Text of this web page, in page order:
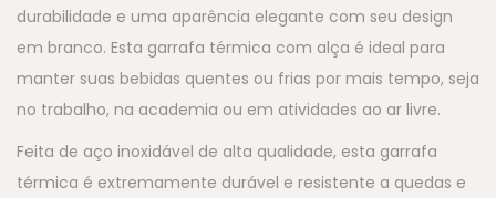
durabilidade e uma aparência elegante com seu design
em branco. Esta garrafa térmica com alça é ideal para
manter suas bebidas quentes ou frias por mais tempo, seja
no trabalho, na academia ou em atividades ao ar livre.
Feita de aço inoxidável de alta qualidade, esta garrafa
térmica é extremamente durável e resistente a quedas e